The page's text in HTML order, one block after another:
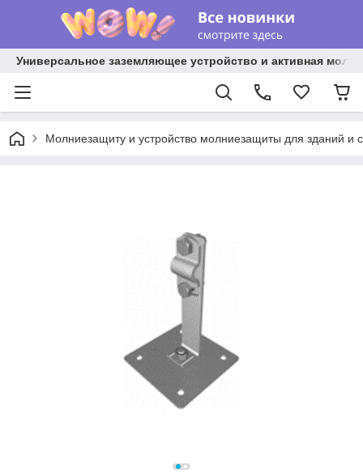
Универсальное заземляющее устройство и активная
Молниезащиту и устройство молниезащиты для зданий и